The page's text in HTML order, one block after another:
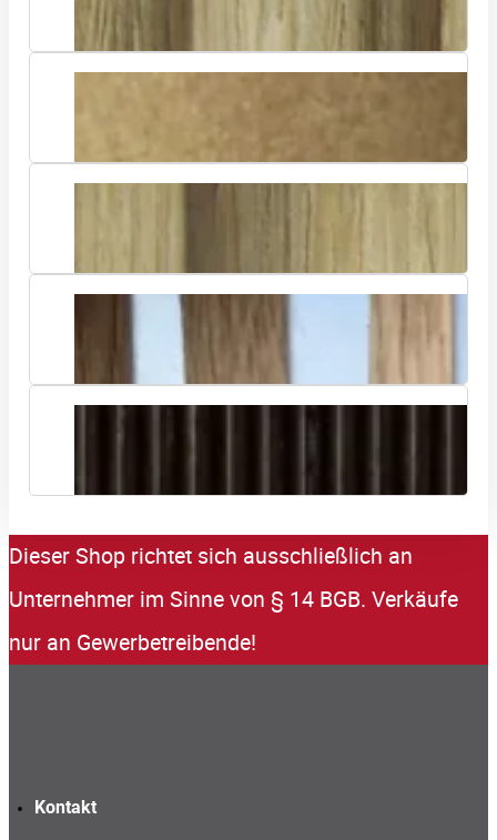
Dieser Shop richtet sich ausschließlich an
Unternehmer im Sinne von § 14 BGB. Verkäufe
nur an Gewerbetreibende!
Kontakt